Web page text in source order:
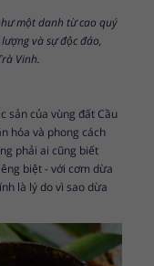
một danh từ cao quý
và sự độc đáo,
Vinh.
sản của vùng đất Cầu
hóa và phong cách
phải ai cũng biết
biệt - với cơm dừa
là lý do vì sao dừa